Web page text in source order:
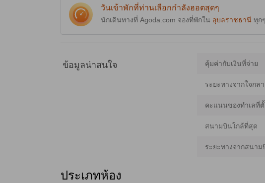
วันเข้าพักที่ท่านเลือกกำลังฮอตสุดๆ
นักเดินทางที่ Agoda.com จองที่พักใน อุบลราชธานี ทุกๆ
ข้อมูลน่าสนใจ คุ้มค่ากับเงินที่จ่าย
ระยะทางจากใจกลา
คะแนนของทำเลที่ตั้
สนามบินใกล้ที่สุด
ระยะทางจากสนาม
ประเภทห้อง